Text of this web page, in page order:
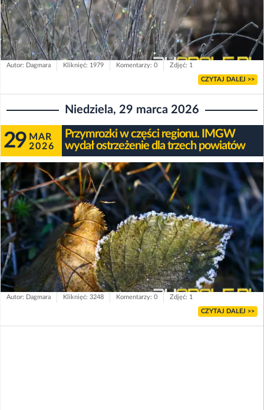
Autor: Dagmara Kliknięć: 1979 Komentarzy: 0 Zdjęć: 1
CZYTAJ DALEJ >>
Niedziela, 29 marca 2026
29 MAR
2026
Przymrozki w części regionu. IMGW
wydał ostrzeżenie dla trzech powiatów
Autor: Dagmara Kliknięć: 3248 Komentarzy: 0 Zdjęć: 1
CZYTAJ DALEJ >>